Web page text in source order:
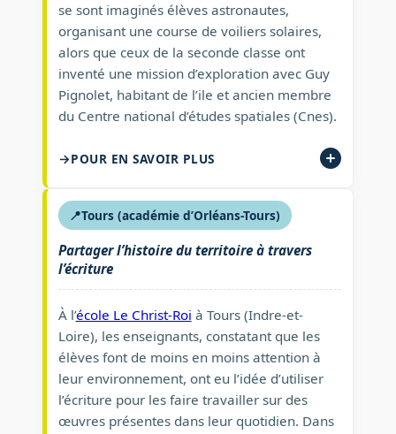
se sont imaginés élèves astronautes,
organisant une course de voiliers solaires,
alors que ceux de la seconde classe ont
inventé une mission d’exploration avec Guy
Pignolet, habitant de l’ile et ancien membre
du Centre national d’études spatiales (Cnes).
POUR EN SAVOIR PLUS
📍Tours (académie d’Orléans-Tours)
Partager l’histoire du territoire à travers
l’écriture
À l’école Le Christ-Roi à Tours (Indre-et-
Loire), les enseignants, constatant que les
élèves font de moins en moins attention à
leur environnement, ont eu l’idée d’utiliser
l’écriture pour les faire travailler sur des
œuvres présentes dans leur quotidien. Dans